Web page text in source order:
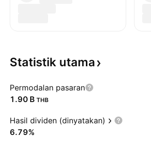
Statistik utama
Permodalan pasaran
‪1.90 B‬ THB
Hasil dividen (dinyatakan)
6.79%